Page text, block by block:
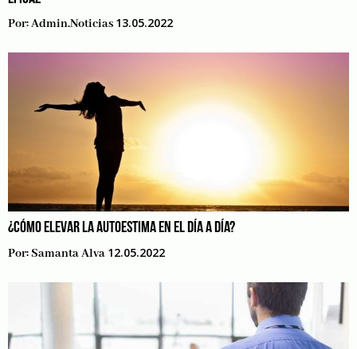
Por:Admin.noticias 13.05.2022
¿CÓMO ELEVAR LA AUTOESTIMA EN EL DÍA A DÍA?
Por:Samanta Alva 12.05.2022